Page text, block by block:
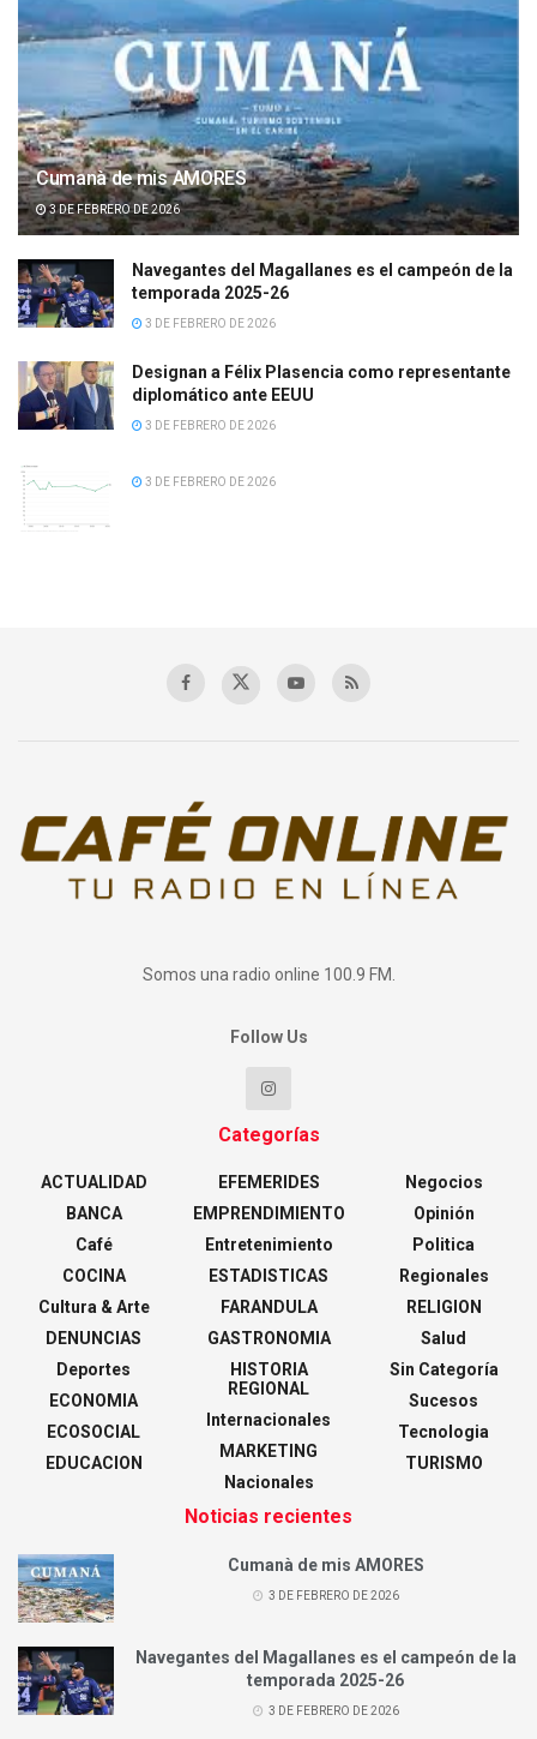
Cumanà de mis AMORES
3 DE FEBRERO DE 2026
Navegantes del Magallanes es el campeón de la
temporada 2025-26
3 DE FEBRERO DE 2026
Designan a Félix Plasencia como representante
diplomático ante EEUU
3 DE FEBRERO DE 2026
3 DE FEBRERO DE 2026
Somos una radio online 100.9 FM.
Follow Us
Categorías
ACTUALIDAD
BANCA
Café
COCINA
Cultura & Arte
DENUNCIAS
Deportes
ECONOMIA
ECOSOCIAL
EDUCACION
EFEMERIDES
EMPRENDIMIENTO
Entretenimiento
ESTADISTICAS
FARANDULA
GASTRONOMIA
HISTORIA
REGIONAL
Internacionales
MARKETING
Nacionales
Negocios
Opinión
Politica
Regionales
RELIGION
Salud
Sin Categoría
Sucesos
Tecnologia
TURISMO
Noticias recientes
Cumanà de mis AMORES
3 DE FEBRERO DE 2026
Navegantes del Magallanes es el campeón de la
temporada 2025-26
3 DE FEBRERO DE 2026